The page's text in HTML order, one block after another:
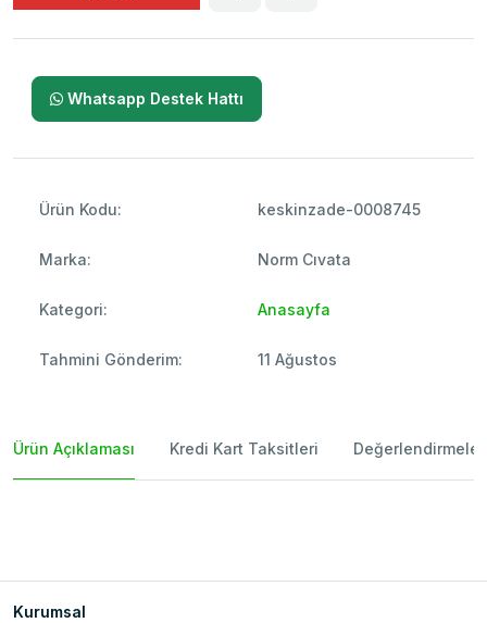
Whatsapp Destek Hattı
Ürün Kodu: keskinzade-0008745
Marka: Norm Cıvata
Kategori: Anasayfa
Tahmini Gönderim: 11 Ağustos
Ürün Açıklaması Kredi Kart Taksitleri Değerlendirmeler
Kurumsal